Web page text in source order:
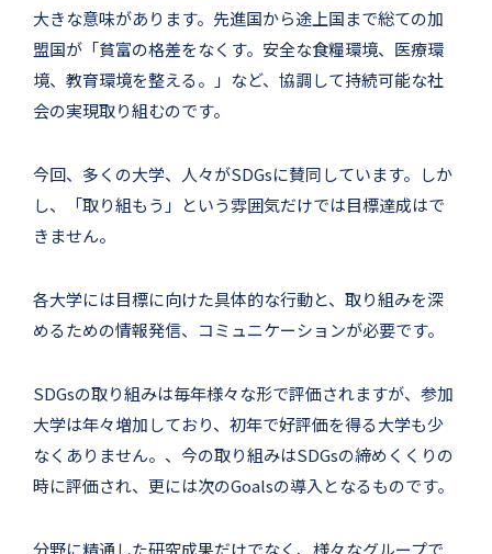
大きな意味があります。先進国から途上国まで総ての加
盟国が「貧富の格差をなくす。安全な食糧環境、医療環
境、教育環境を整える。」など、協調して持続可能な社
会の実現取り組むのです。
今回、多くの大学、人々がSDGsに賛同しています。しか
し、「取り組もう」という雰囲気だけでは目標達成はで
きません。
各大学には目標に向けた具体的な行動と、取り組みを深
めるための情報発信、コミュニケーションが必要です。
SDGsの取り組みは毎年様々な形で評価されますが、参加
大学は年々増加しており、初年で好評価を得る大学も少
なくありません。、今の取り組みはSDGsの締めくくりの
時に評価され、更には次のGoalsの導入となるものです。
分野に精通した研究成果だけでなく、様々なグループで